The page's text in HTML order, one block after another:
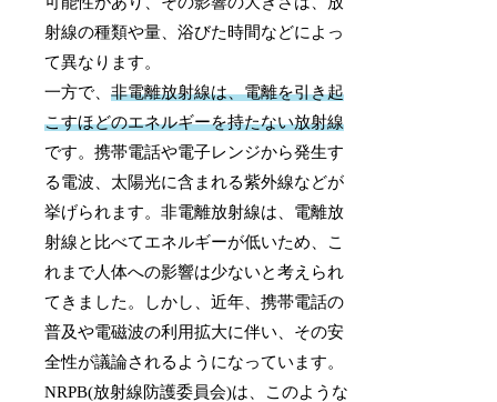
射線の種類や量、浴びた時間などによっ
て異なります。
一方で、非電離放射線は、電離を引き起
こすほどのエネルギーを持たない放射線
です。携帯電話や電子レンジから発生す
る電波、太陽光に含まれる紫外線などが
挙げられます。非電離放射線は、電離放
射線と比べてエネルギーが低いため、こ
れまで人体への影響は少ないと考えられ
てきました。しかし、近年、携帯電話の
普及や電磁波の利用拡大に伴い、その安
全性が議論されるようになっています。
NRPB(放射線防護委員会)は、このような